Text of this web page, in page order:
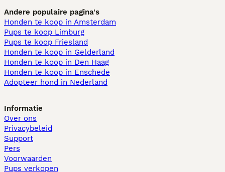
Andere populaire pagina's
Honden te koop in Amsterdam
Pups te koop Limburg​
Pups te koop Friesland​
Honden te koop in Gelderland
Honden te koop in Den Haag
Honden te koop in Enschede
Adopteer hond in Nederland
Informatie
Over ons
Privacybeleid
Support
Pers
Voorwaarden
Pups verkopen